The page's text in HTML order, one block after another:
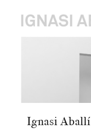
Ignasi Aballí